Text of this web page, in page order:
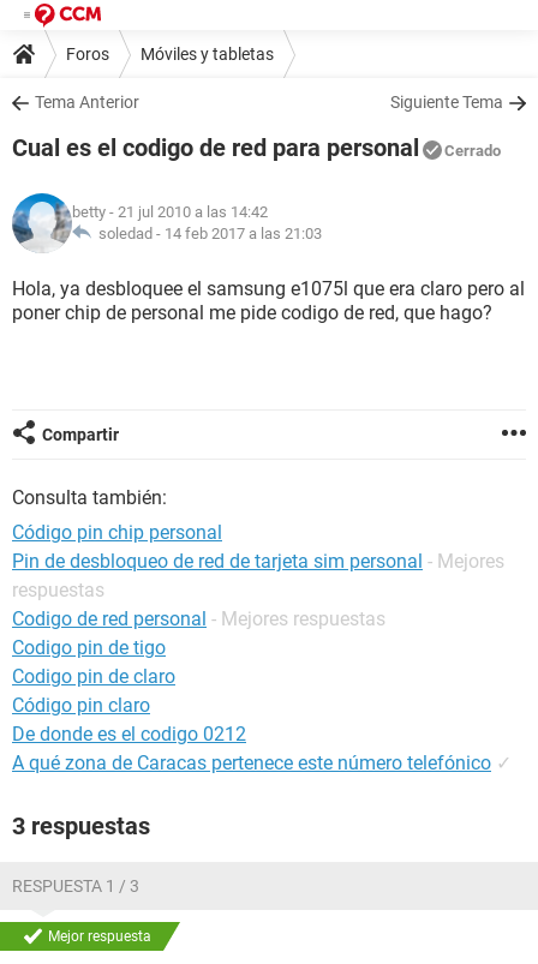
Foros Móviles y tabletas
Tema Anterior Siguiente Tema
Cual es el codigo de red para personal Cerrado
betty - 21 jul 2010 a las 14:42
soledad - 14 feb 2017 a las 21:03
Hola, ya desbloquee el samsung e1075l que era claro pero al
poner chip de personal me pide codigo de red, que hago?
Compartir
Consulta también:
Código pin chip personal
Pin de desbloqueo de red de tarjeta sim personal - Mejores
respuestas
Codigo de red personal - Mejores respuestas
Codigo pin de tigo
Codigo pin de claro
Código pin claro
De donde es el codigo 0212
A qué zona de Caracas pertenece este número telefónico ✓
3 respuestas
RESPUESTA 1 / 3
Mejor respuesta